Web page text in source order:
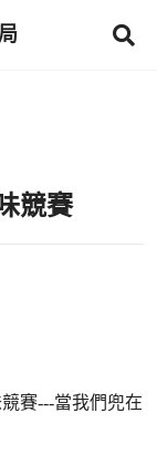
競賽
賽---當我們兜在